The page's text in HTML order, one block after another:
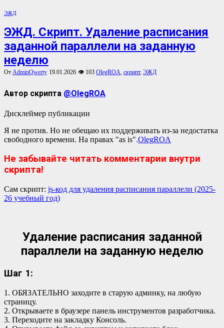
ЭЖД
ЭЖД. Скрипт. Удаление расписания
заданной параллели на заданную
неделю
От AdminQwerty 19.01.2026 👁 103 OlegROA, скрипт, ЭЖД
Автор скрипта @OlegROA
Дисклеймер публикации
Я не против. Но не обещаю их поддерживать из-за недостатка
свободного времени. На правах "as is".OlegROA
Не забывайте читать комментарии внутри
скрипта!
Сам скрипт: js-код для удаления расписания параллели (2025-
26 учебный год)
Удаление расписания заданной
параллели на заданную неделю
Шаг 1:
1. ОБЯЗАТЕЛЬНО заходите в старую админку, на любую
страницу.
2. Открываете в браузере панель инструментов разработчика.
3. Переходите на закладку Консоль.